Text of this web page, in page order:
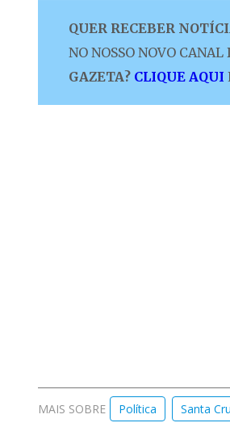
QUER RECEBER
NO NOSSO NOVO CANAL
GAZETA? CLIQUE AQUI
MAIS SOBRE Política Santa